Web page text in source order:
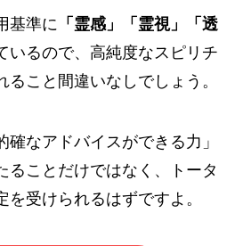
基準に 「霊感」「霊視」「透
いるので、高純度なスピリチ
ること間違いなしでしょう。
なアドバイスができる力」
ることだけではなく、トータ
受けられるはずですよ。